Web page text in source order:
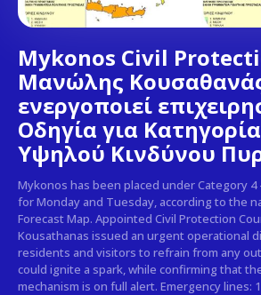
Mykonos Civil
Μανώλης
ενεργοποιεί
Οδηγία για
Υψηλού Κινδύνου
Mykonos has been placed under Category 4
for Monday and Tuesday, according to the
Forecast Map. Appointed Civil Protection
Kousathanas issued an urgent operational
residents and visitors to refrain from any
could ignite a spark, while confirming that
mechanism is on full alert. Emergency lines: